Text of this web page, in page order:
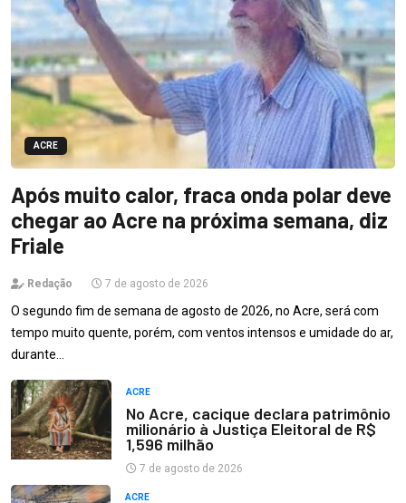
ACRE
Após muito calor, fraca onda polar deve
chegar ao Acre na próxima semana, diz
Friale
Redação 7 de agosto de 2026
O segundo fim de semana de agosto de 2026, no Acre, será com
tempo muito quente, porém, com ventos intensos e umidade do ar,
durante…
ACRE
No Acre, cacique declara patrimônio
milionário à Justiça Eleitoral de R$
1,596 milhão
7 de agosto de 2026
ACRE